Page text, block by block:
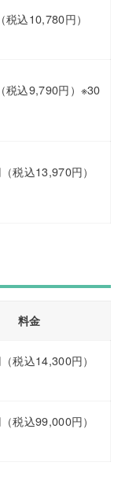
込10,780円）
税込9,790円）※30
税込13,970円）
料金
税込14,300円）
税込99,000円）